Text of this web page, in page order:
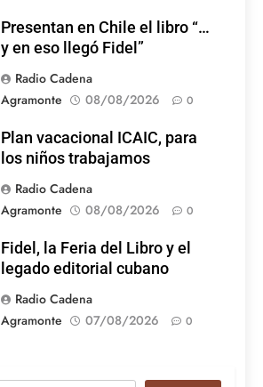
Presentan en Chile el libro “…
y en eso llegó Fidel”
Radio Cadena
Agramonte
08/08/2026 0
Plan vacacional ICAIC, para
los niños trabajamos
Radio Cadena
Agramonte
08/08/2026 0
Fidel, la Feria del Libro y el
legado editorial cubano
Radio Cadena
Agramonte
07/08/2026 0